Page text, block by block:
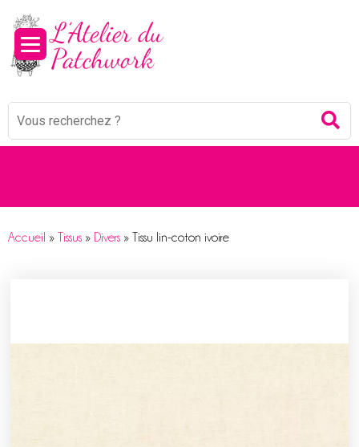
Mots
Accueil » Tissus » Divers » Tissu lin-coton ivoire
Panneau de gestion des cookies